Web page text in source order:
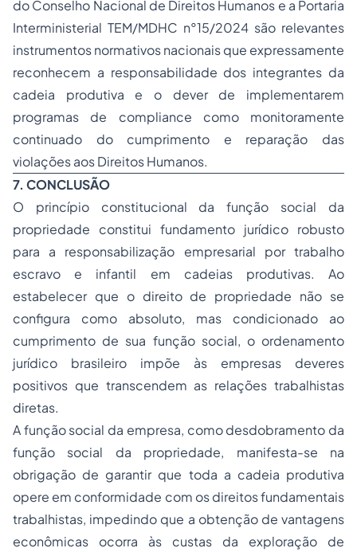
do Conselho Nacional de Direitos Humanos e a Portaria
Interministerial TEM/MDHC n°15/2024 são relevantes
instrumentos normativos nacionais que expressamente
reconhecem a responsabilidade dos integrantes da
cadeia produtiva e o dever de implementarem
programas de compliance como monitoramente
continuado do cumprimento e reparação das
violações aos Direitos Humanos.
7. CONCLUSÃO
O princípio constitucional da função social da
propriedade constitui fundamento jurídico robusto
para a responsabilização empresarial por trabalho
escravo e infantil em cadeias produtivas. Ao
estabelecer que o direito de propriedade não se
configura como absoluto, mas condicionado ao
cumprimento de sua função social, o ordenamento
jurídico brasileiro impõe às empresas deveres
positivos que transcendem as relações trabalhistas
diretas.
A função social da empresa, como desdobramento da
função social da propriedade, manifesta-se na
obrigação de garantir que toda a cadeia produtiva
opere em conformidade com os direitos fundamentais
trabalhistas, impedindo que a obtenção de vantagens
econômicas ocorra às custas da exploração de